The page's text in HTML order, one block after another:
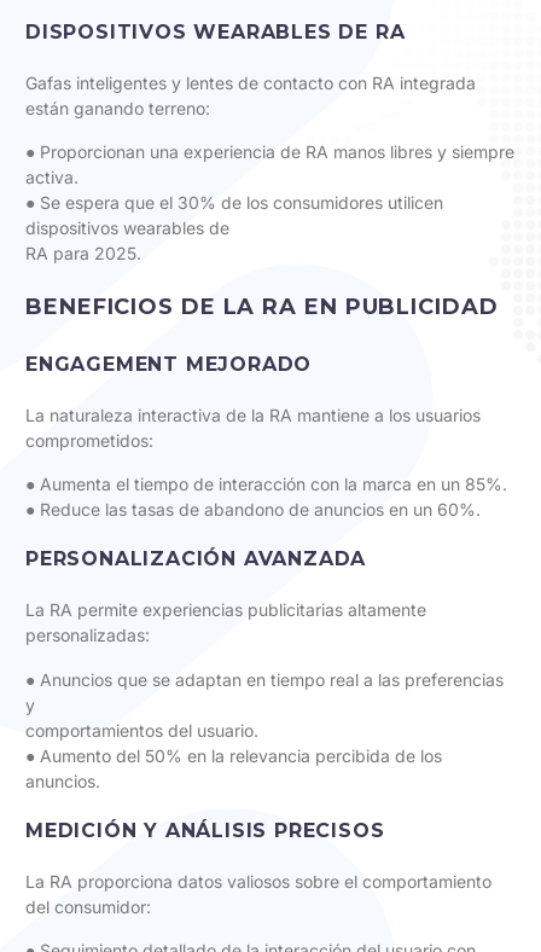
DISPOSITIVOS WEARABLES DE RA
Gafas inteligentes y lentes de contacto con RA integrada
están ganando terreno:
● Proporcionan una experiencia de RA manos libres y siempre
activa.
● Se espera que el 30% de los consumidores utilicen
dispositivos wearables de
RA para 2025.
BENEFICIOS DE LA RA EN PUBLICIDAD
ENGAGEMENT MEJORADO
La naturaleza interactiva de la RA mantiene a los usuarios
comprometidos:
● Aumenta el tiempo de interacción con la marca en un 85%.
● Reduce las tasas de abandono de anuncios en un 60%.
PERSONALIZACIÓN AVANZADA
La RA permite experiencias publicitarias altamente
personalizadas:
● Anuncios que se adaptan en tiempo real a las preferencias
y
comportamientos del usuario.
● Aumento del 50% en la relevancia percibida de los
anuncios.
MEDICIÓN Y ANÁLISIS PRECISOS
La RA proporciona datos valiosos sobre el comportamiento
del consumidor: